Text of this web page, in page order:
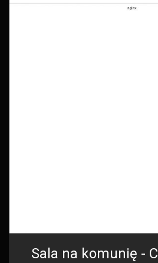
Sala na komunię -